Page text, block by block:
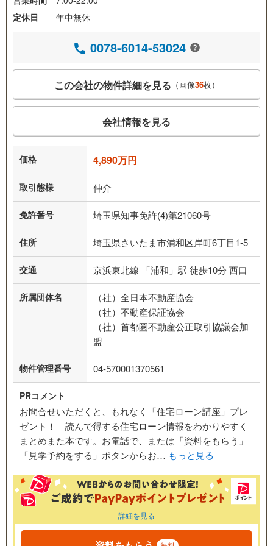
定休日
年中無休
0078-6014-53024
この会社の物件詳細を見る （画像36枚）
会社情報を見る
価格 4,890万円
取引態様 仲介
免許番号 埼玉県知事免許(4)第21060号
住所 埼玉県さいたま市浦和区岸町6丁目1-5
交通 京浜東北線 「浦和」駅 徒歩10分 西口
所属団体名
（社）全日本不動産協会
（社）不動産保証協会
（社）首都圏不動産公正取引協議会加
盟
物件管理番号 04-570001370561
PRコメント
お問合せいただくと、もれなく「住宅ローン講座」プレ
ゼント！ 読んで得する住宅ローン情報をわかりやすく
まとめまた本です。お電話で、または「資料をもらう」
「見学予約をする」ボタンからお… もっと見る
詳細を見る